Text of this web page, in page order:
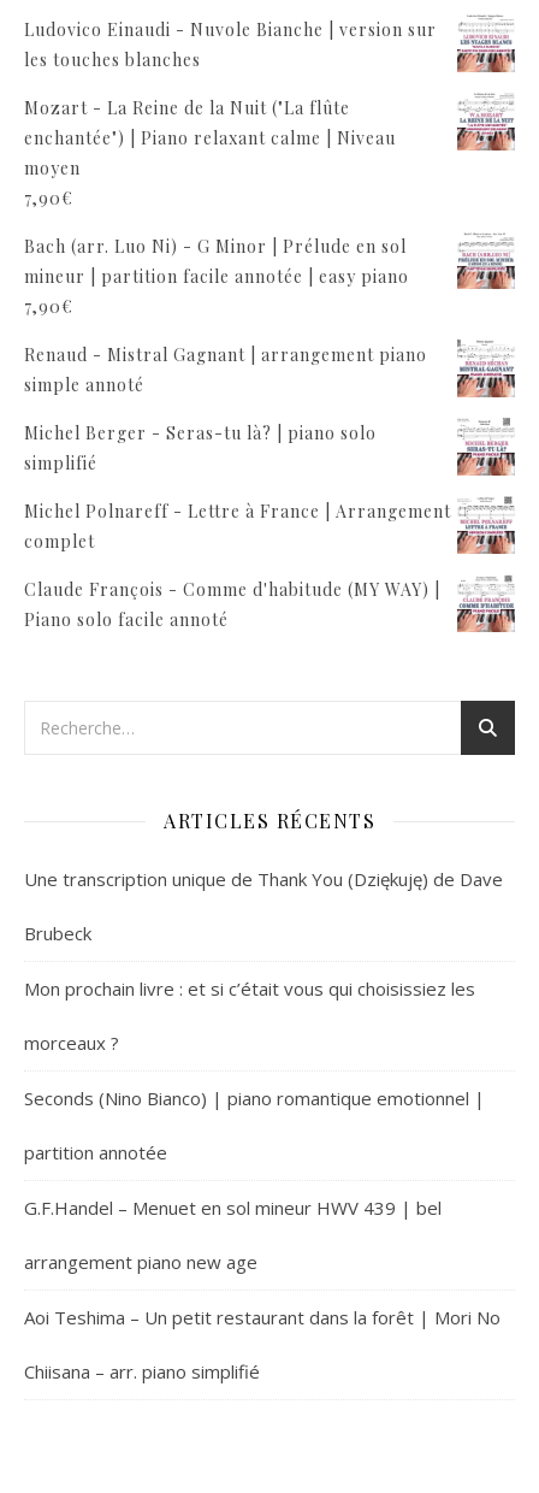
Ludovico Einaudi - Nuvole Bianche | version sur
les touches blanches
Mozart - La Reine de la Nuit ("La flûte
enchantée") | Piano relaxant calme | Niveau
moyen
7,90€
Bach (arr. Luo Ni) - G Minor | Prélude en sol
mineur | partition facile annotée | easy piano
7,90€
Renaud - Mistral Gagnant | arrangement piano
simple annoté
Michel Berger - Seras-tu là? | piano solo
simplifié
Michel Polnareff - Lettre à France | Arrangement
complet
Claude François - Comme d'habitude (MY WAY) |
Piano solo facile annoté
ARTICLES RÉCENTS
Une transcription unique de Thank You (Dziękuję) de Dave
Brubeck
Mon prochain livre : et si c’était vous qui choisissiez les
morceaux ?
Seconds (Nino Bianco) | piano romantique emotionnel |
partition annotée
G.F.Handel – Menuet en sol mineur HWV 439 | bel
arrangement piano new age
Aoi Teshima – Un petit restaurant dans la forêt | Mori No
Chiisana – arr. piano simplifié